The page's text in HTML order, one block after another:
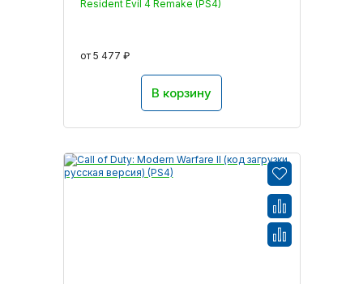
Resident Evil 4 Remake (PS4)
от 5 477 ₽
В корзину